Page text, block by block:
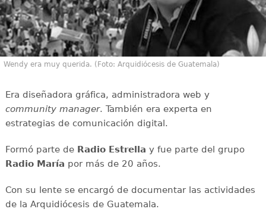
Wendy era muy querida. (Foto: Arquidiócesis de Guatemala)
Era diseñadora gráfica, administradora web y
community manager. También era experta en
estrategias de comunicación digital.
Formó parte de Radio Estrella y fue parte del grupo
Radio María por más de 20 años.
Con su lente se encargó de documentar las actividades
de la Arquidiócesis de Guatemala.